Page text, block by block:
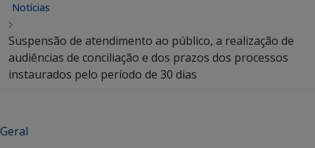
Notícias
Suspensão de atendimento ao público, a realização de
audiências de conciliação e dos prazos dos processos
instaurados pelo período de 30 dias
Geral